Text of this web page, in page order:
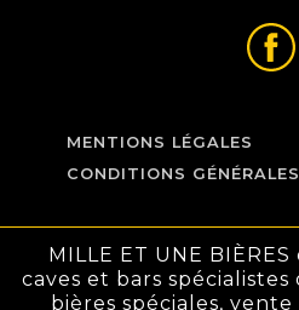
MENTIONS LÉGALES
CONDITIONS
MILLE ET UNE
caves et bars
bières spéciales,